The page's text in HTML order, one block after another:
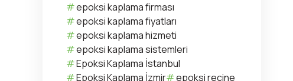
epoksi kaplama firması
epoksi kaplama fiyatları
epoksi kaplama hizmeti
epoksi kaplama sistemleri
Epoksi Kaplama İstanbul
Epoksi Kaplama İzmir
epoksi reçine